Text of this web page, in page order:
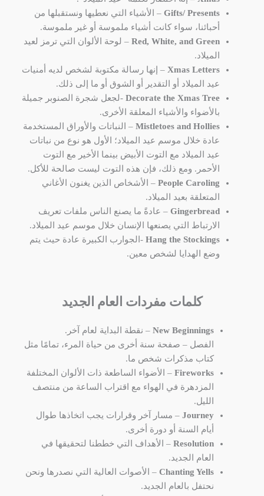
Gifts/ Presents – الأشياء التي نعطيها ونستقبلها من
أحبائنا، سواء كانت أشياء ملموسة أو غير ملموسة.
Red, White, and Green – لوحة الألوان التي ترمز لعيد
الميلاد.
Xmas Letters – إنها رسالة مكتوبة لشخص لديه أمنيات
عيد الميلاد أو التقدير أو الشوق أو ما إلى ذلك.
Decorate the Xmas Tree -لجعل شجرة الصنوبر جميلة
بالأضواء والأشياء المعلقة الأخرى.
Mistletoes and Hollies – النباتات والأوراق المستخدمة
عادة خلال موسم عيد الميلاد؛ الأول هو نوع من نباتات
عيد الميلاد مع التوت الأبيض بينما الأخير مع التوت
الأحمر. ومع ذلك، فإن هذه التوت ليست صالحة للأكل.
People Caroling – الأشخاص الذين يغنون الأغاني
المتعلقة بعيد الميلاد.
Gingerbread – عادةً ما يصنع الناس ملفات تعريف
الارتباط التي يصنعها الإنسان خلال موسم عيد الميلاد.
Hang the Stockings -الجوارب الكبيرة عادة حيث يتم
وضع الهدايا لشخص معين.
كلمات مفردات العام الجديد
New Beginnings – نقطة البداية لعام آخر.
الفصل – صفحة سنة أخرى من حياة المرء، تمامًا مثل
كتاب مذكرات شخص ما.
Fireworks – الأضواء الساطعة ذات الألوان المختلفة
المزدهرة في الهواء مع اقتراب الساعة من منتصف
الليل.
Journey – مسار آخر وقرارات يجب اتخاذها طوال
أيام السنة أو دورة أخرى.
Resolution – الأهداف التي خططنا لتحقيقها في
العام الجديد.
Chanting Yells – الأصوات العالية التي نصدرها ونحن
نحتفل بالعام الجديد.